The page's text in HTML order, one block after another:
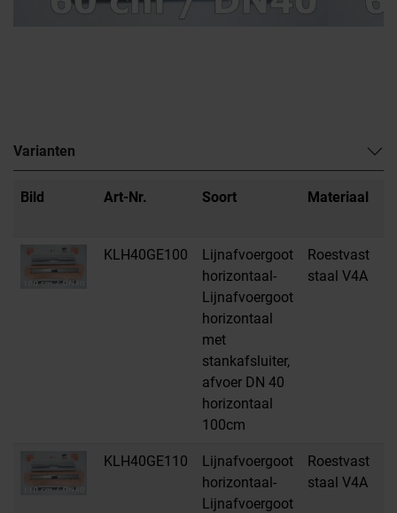
Varianten
Bild Art-Nr. Soort Materiaal
KLH40GE100
Lijnafvoergoot
horizontaal-
Lijnafvoergoot
horizontaal
met
stankafsluiter,
afvoer DN 40
horizontaal
100cm
Roestvast
staal V4A
KLH40GE110
Lijnafvoergoot
horizontaal-
Lijnafvoergoot
Roestvast
staal V4A